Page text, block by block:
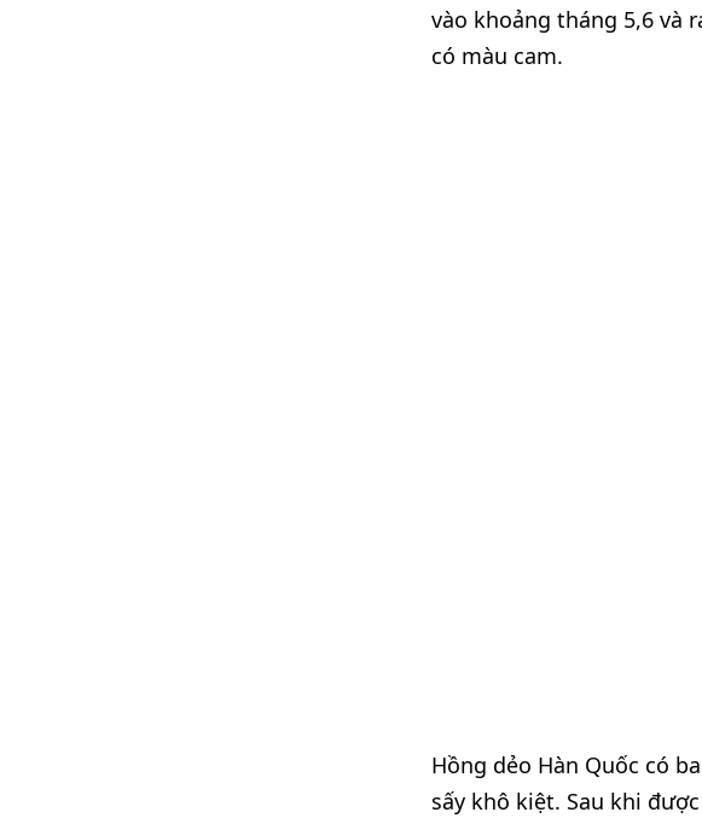
vào khoảng tháng 5,6 và
có màu cam.
Hồng dẻo Hàn Quốc có
sấy khô kiệt. Sau khi